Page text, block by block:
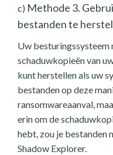
c) Methode 3.
bestanden te
Uw
schaduwkopieën van
kunt herstellen als uw
bestanden op deze
ransomwareaanval,
erin om de
hebt, zou je bestanden
Shadow Explorer.